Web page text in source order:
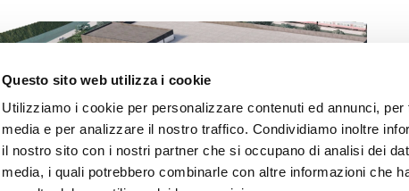
Questo sito web utilizza i cookie
Utilizziamo i cookie per personalizzare contenuti ed annunci,
media e per analizzare il nostro traffico. Condividiamo inoltre
il nostro sito con i nostri partner che si occupano di analisi dei
media, i quali potrebbero combinarle con altre informazioni che